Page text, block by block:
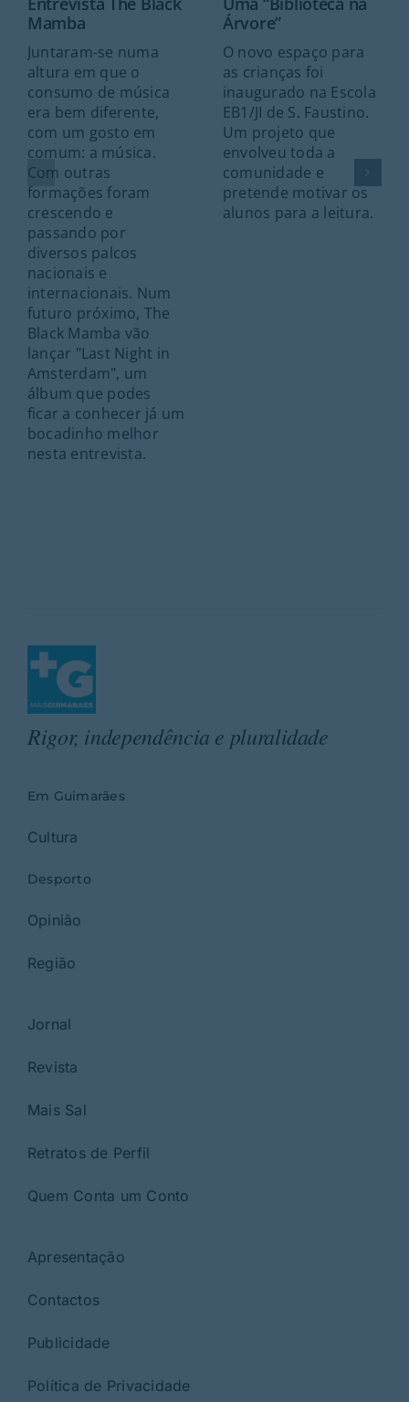
Mamba
Juntaram-se numa
altura em que o
consumo de música
era bem diferente,
com um gosto em
comum: a música.
Com outras
formações foram
crescendo e
passando por
diversos palcos
nacionais e
internacionais. Num
futuro próximo, The
Black Mamba vão
lançar "Last Night in
Amsterdam", um
álbum que podes
ficar a conhecer já um
bocadinho melhor
nesta entrevista.
Árvore”
O novo espaço para
as crianças foi
inaugurado na Escola
EB1/JI de S. Faustino.
Um projeto que
envolveu toda a
comunidade e
pretende motivar os
alunos para a leitura.
Rigor, independência e pluralidade
Em Guimarães
Cultura
Desporto
Opinião
Região
Jornal
Revista
Mais Sal
Retratos de Perfil
Quem Conta um Conto
Apresentação
Contactos
Publicidade
Política de Privacidade